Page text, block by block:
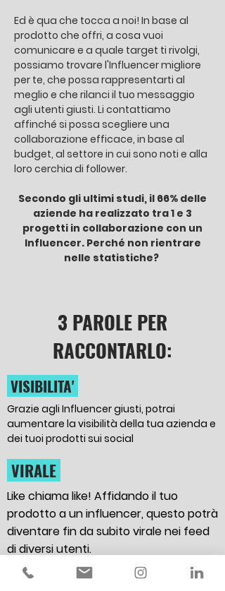
Ed è qua che tocca a noi! In base al
prodotto che offri, a cosa vuoi
comunicare e a quale target ti rivolgi,
possiamo trovare l'Influencer migliore
per te, che possa rappresentarti al
meglio e che rilanci il tuo messaggio
agli utenti giusti. Li contattiamo
affinché si possa scegliere una
collaborazione efficace, in base al
budget, al settore in cui sono noti e alla
loro cerchia di follower.
Secondo gli ultimi studi, il 66% delle
aziende ha realizzato tra 1 e 3
progetti in collaborazione con un
Influencer. Perché non rientrare
nelle statistiche?
3 PAROLE PER
RACCONTARLO:
VISIBILITA'
Grazie agli Influencer giusti, potrai
aumentare la visibilità della tua azienda e
dei tuoi prodotti sui social
VIRALE
Like chiama like! Affidando il tuo
prodotto a un influencer, questo potrà
diventare fin da subito virale nei feed
di diversi utenti.
CONTATTI